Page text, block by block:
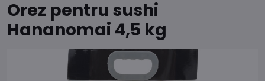
Orez pentru sushi
Hananomai 4,5 kg